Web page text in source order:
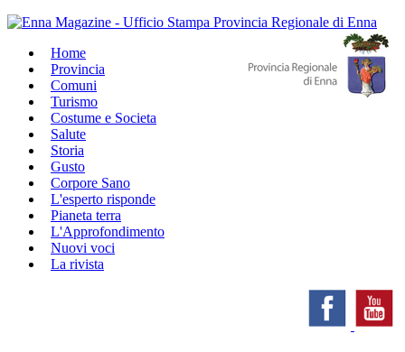
Home
Provincia
Comuni
Turismo
Costume e Societa
Salute
Storia
Gusto
Corpore Sano
L'esperto risponde
Pianeta terra
L'Approfondimento
Nuovi voci
La rivista